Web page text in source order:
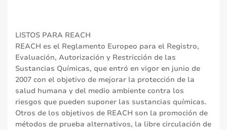
LISTOS PARA REACH
REACH es el Reglamento Europeo para el Registro,
Evaluación, Autorización y Restricción de las
Sustancias Químicas, que entró en vigor en junio de
2007 con el objetivo de mejorar la protección de la
salud humana y del medio ambiente contra los
riesgos que pueden suponer las sustancias químicas.
Otros de los objetivos de REACH son la promoción de
métodos de prueba alternativos, la libre circulación de